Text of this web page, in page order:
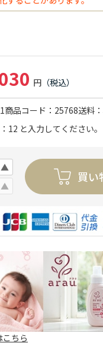
商品コード 25768送料
12 と入力してください。
買い
ちら